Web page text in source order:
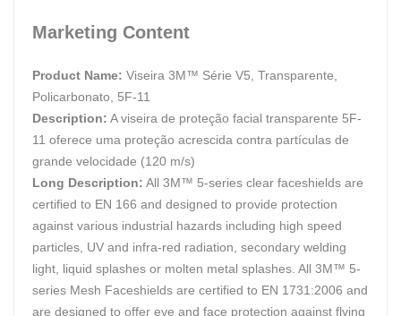
Marketing Content
Product Name: Viseira 3M™ Série V5, Transparente,
Policarbonato, 5F-11
Description: A viseira de proteção facial transparente 5F-
11 oferece uma proteção acrescida contra partículas de
grande velocidade (120 m/s)
Long Description: All 3M™ 5-series clear faceshields are
certified to EN 166 and designed to provide protection
against various industrial hazards including high speed
particles, UV and infra-red radiation, secondary welding
light, liquid splashes or molten metal splashes. All 3M™ 5-
series Mesh Faceshields are certified to EN 1731:2006 and
are designed to offer eye and face protection against flying